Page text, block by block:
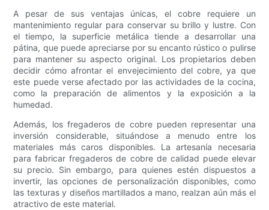
A pesar de sus ventajas únicas, el cobre requiere un
mantenimiento regular para conservar su brillo y lustre. Con
el tiempo, la superficie metálica tiende a desarrollar una
pátina, que puede apreciarse por su encanto rústico o pulirse
para mantener su aspecto original. Los propietarios deben
decidir cómo afrontar el envejecimiento del cobre, ya que
este puede verse afectado por las actividades de la cocina,
como la preparación de alimentos y la exposición a la
humedad.
Además, los fregaderos de cobre pueden representar una
inversión considerable, situándose a menudo entre los
materiales más caros disponibles. La artesanía necesaria
para fabricar fregaderos de cobre de calidad puede elevar
su precio. Sin embargo, para quienes estén dispuestos a
invertir, las opciones de personalización disponibles, como
las texturas y diseños martillados a mano, realzan aún más el
atractivo de este material.